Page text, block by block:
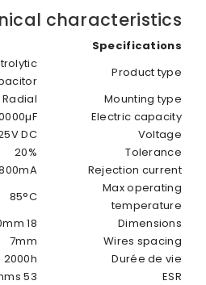
characteristics
Specifications
Product type
Mounting type
Radial
Electric capacity
Voltage
DC
Tolerance
20%
Rejection current
Max operating
temperature
85°C
Dimensions
18 x 40mm
Wires spacing
7mm
Durée de vie
2000h
ESR
53 mOhms